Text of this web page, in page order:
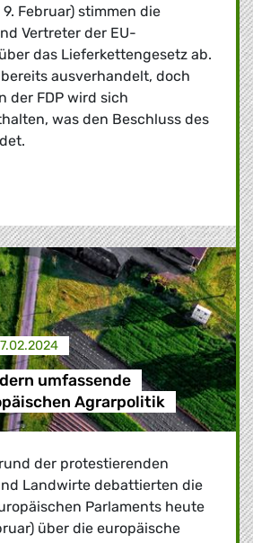
Februar) stimmen die
Vertreter der EU-
das Lieferkettengesetz ab.
ausverhandelt, doch
der FDP wird sich
was den Beschluss des
Enthaltung
umfassende
Agrarpolitik
der protestierenden
Landwirte debattierten die
Parlaments heute
über die europäische